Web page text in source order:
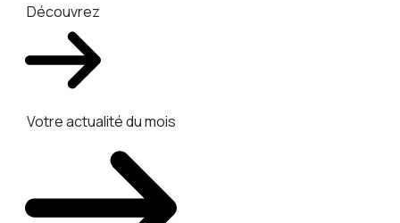
Découvrez
Votre actualité du mois